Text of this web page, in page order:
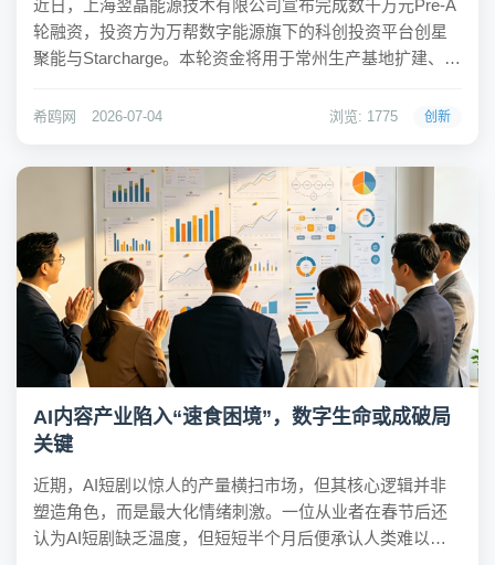
近日，上海翌晶能源技术有限公司宣布完成数千万元Pre-A
轮融资，投资方为万帮数字能源旗下的科创投资平台创星
聚能与Starcharge。本轮资金将用于常州生产基地扩建、上
建设。翌晶能源成立于2020年，专注于固体氧化物电池技
希鸥网 2026-07-04 浏览: 1775 创新
AI内容产业陷入“速食困境”，数字生命或成破局
关键
近期，AI短剧以惊人的产量横扫市场，但其核心逻辑并非
塑造角色，而是最大化情绪刺激。一位从业者在春节后还
认为AI短剧缺乏温度，但短短半个月后便承认人类难以匹